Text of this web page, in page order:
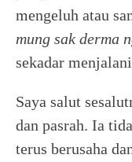
mengeluh atau
mung sak derma
sekadar
Saya salut
dan pasrah. Ia
terus berusaha